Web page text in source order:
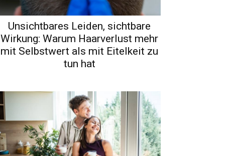
Unsichtbares Leiden, sichtbare
Wirkung: Warum Haarverlust mehr
mit Selbstwert als mit Eitelkeit zu
tun hat